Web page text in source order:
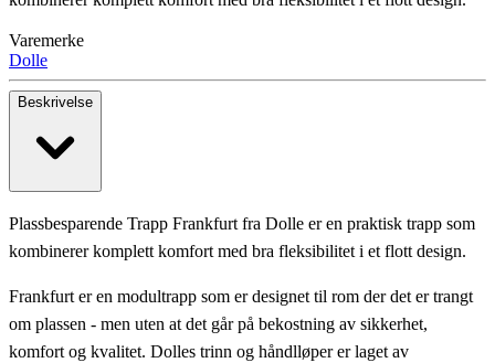
Varemerke
Dolle
Beskrivelse
Plassbesparende Trapp Frankfurt fra Dolle er en praktisk trapp som
kombinerer komplett komfort med bra fleksibilitet i et flott design.
Frankfurt er en modultrapp som er designet til rom der det er trangt
om plassen - men uten at det går på bekostning av sikkerhet,
komfort og kvalitet. Dolles trinn og håndlløper er laget av